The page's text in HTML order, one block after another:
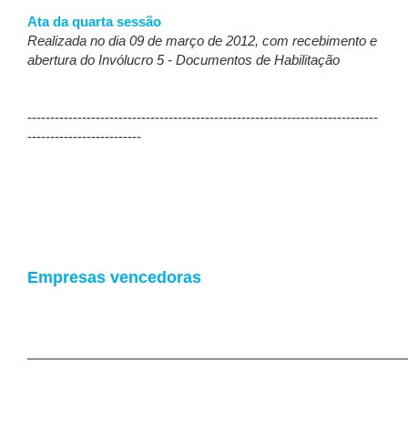
Ata da quarta sessão
Realizada no dia 09 de março de 2012, com recebimento e
abertura do Invólucro 5 - Documentos de Habilitação
-----------------------------------------------------------------------------
-------------------------
Empresas vencedoras